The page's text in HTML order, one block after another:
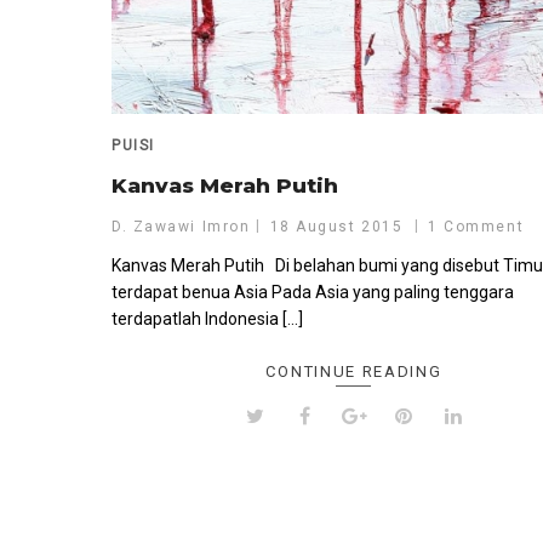
PUISI
Kanvas Merah Putih
D. Zawawi Imron 18 August 2015 1 Comment
Kanvas Merah Putih Di belahan bumi yang disebut
terdapat benua Asia Pada Asia yang paling tenggara
terdapatlah Indonesia […]
CONTINUE READING